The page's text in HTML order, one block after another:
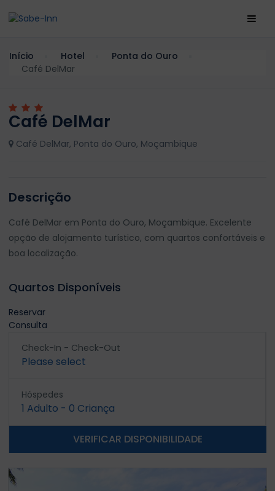
Início Hotel
Ponta do Ouro
Café DelMar
Café DelMar
Café DelMar, Ponta do Ouro, Moçambique
Descrição
Café DelMar em Ponta do Ouro, Moçambique. Excelente
opção de alojamento turístico, com quartos confortáveis e
boa localização.
Quartos Disponíveis
Reservar
Consulta
Check-In - Check-Out
Please select
Hóspedes
1 Adulto - 0 Criança
VERIFICAR DISPONIBILIDADE